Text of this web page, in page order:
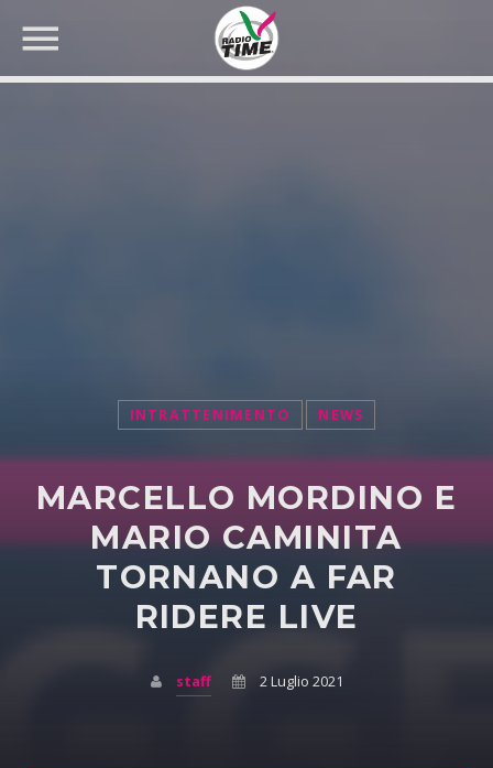
INTRATTENIMENTO NEWS
MARCELLO MORDINO E
MARIO CAMINITA
TORNANO A FAR
RIDERE LIVE
staff 2 Luglio 2021